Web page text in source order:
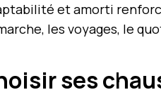
et amorti
les voyages, le
ses